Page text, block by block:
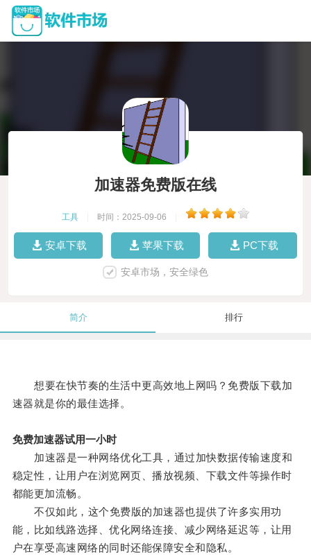
加速器免费版在线
工具 时间：2025-09-06
安卓下载 苹果下载 PC下载
安卓市场，安全绿色
简介 排行
想要在快节奏的生活中更高效地上网吗？免费版下载加
速器就是你的最佳选择。
免费加速器试用一小时
加速器是一种网络优化工具，通过加快数据传输速度和
稳定性，让用户在浏览网页、播放视频、下载文件等操作时
都能更加流畅。
不仅如此，这个免费版的加速器也提供了许多实用功
能，比如线路选择、优化网络连接、减少网络延迟等，让用
户在享受高速网络的同时还能保障安全和隐私。